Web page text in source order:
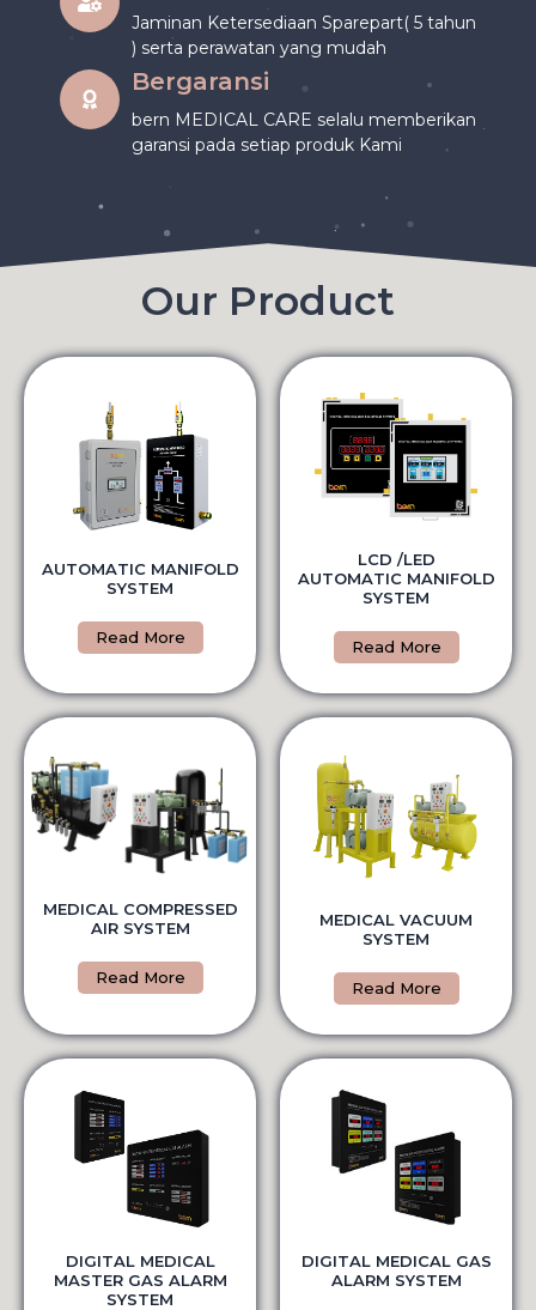
Jaminan Ketersediaan Sparepart( 5 tahun
) serta perawatan yang mudah
Bergaransi
bern MEDICAL CARE selalu memberikan
garansi pada setiap produk Kami
Our Product
AUTOMATIC MANIFOLD
SYSTEM
Read More
LCD /LED
AUTOMATIC MANIFOLD
SYSTEM
Read More
MEDICAL COMPRESSED
AIR SYSTEM
Read More
MEDICAL VACUUM
SYSTEM
Read More
DIGITAL MEDICAL
MASTER GAS ALARM
SYSTEM
DIGITAL MEDICAL GAS
ALARM SYSTEM